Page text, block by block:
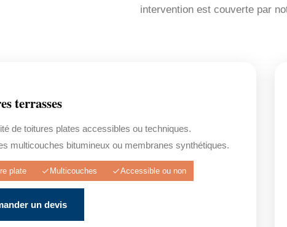
intervention est couverte par
terrasses
de toitures plates accessibles ou techniques.
multicouches bitumineux ou membranes synthétiques.
plate Multicouches Accessible ou non
un devis